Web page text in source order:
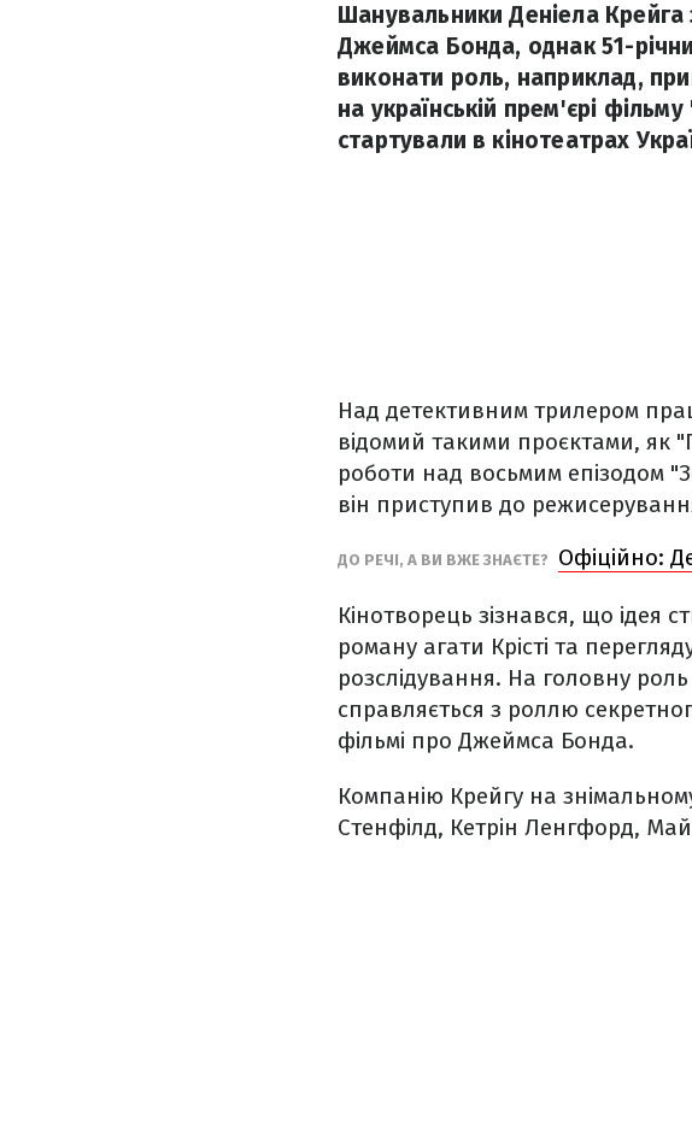
Шанувальники Деніела
Джеймса Бонда, однак 51-
виконати роль, наприклад,
на українській прем'єрі
стартували в кінотеатрах
Над детективним трилером
відомий такими проєктами, як
роботи над восьмим епізодом
він приступив до
ДО РЕЧІ, А ВИ ВЖЕ ЗНАЄТЕ? Офіційно:
Кінотворець зізнався, що ідея
роману агати Крісті та
розслідування. На головну
справляється з роллю
фільмі про Джеймса Бонда.
Компанію Крейгу на
Стенфілд, Кетрін Ленгфорд,